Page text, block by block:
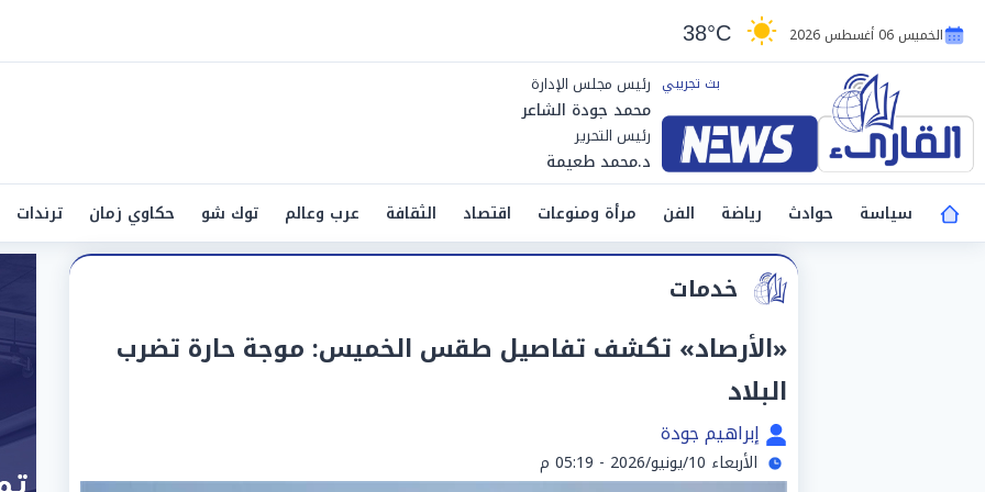
الخميس 06 أغسطس 2026 38°C
رئيس مجلس الإدارة
محمد جودة الشاعر
رئيس التحرير
د.محمد طعيمة
سياسة
حوادث رياضة الفن مرأة ومنوعات اقتصاد الثقافة عرب وعالم توك شو حكاوي زمان ترندات
خدمات
«الأرصاد» تكشف تفاصيل طقس الخميس: موجة حارة تضرب
البلاد
إبراهيم جودة
الأربعاء 10/يونيو/2026 - 05:19 م